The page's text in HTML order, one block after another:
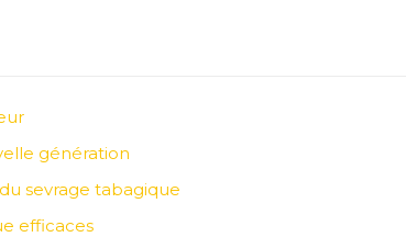
génération
sevrage tabagique
efficaces